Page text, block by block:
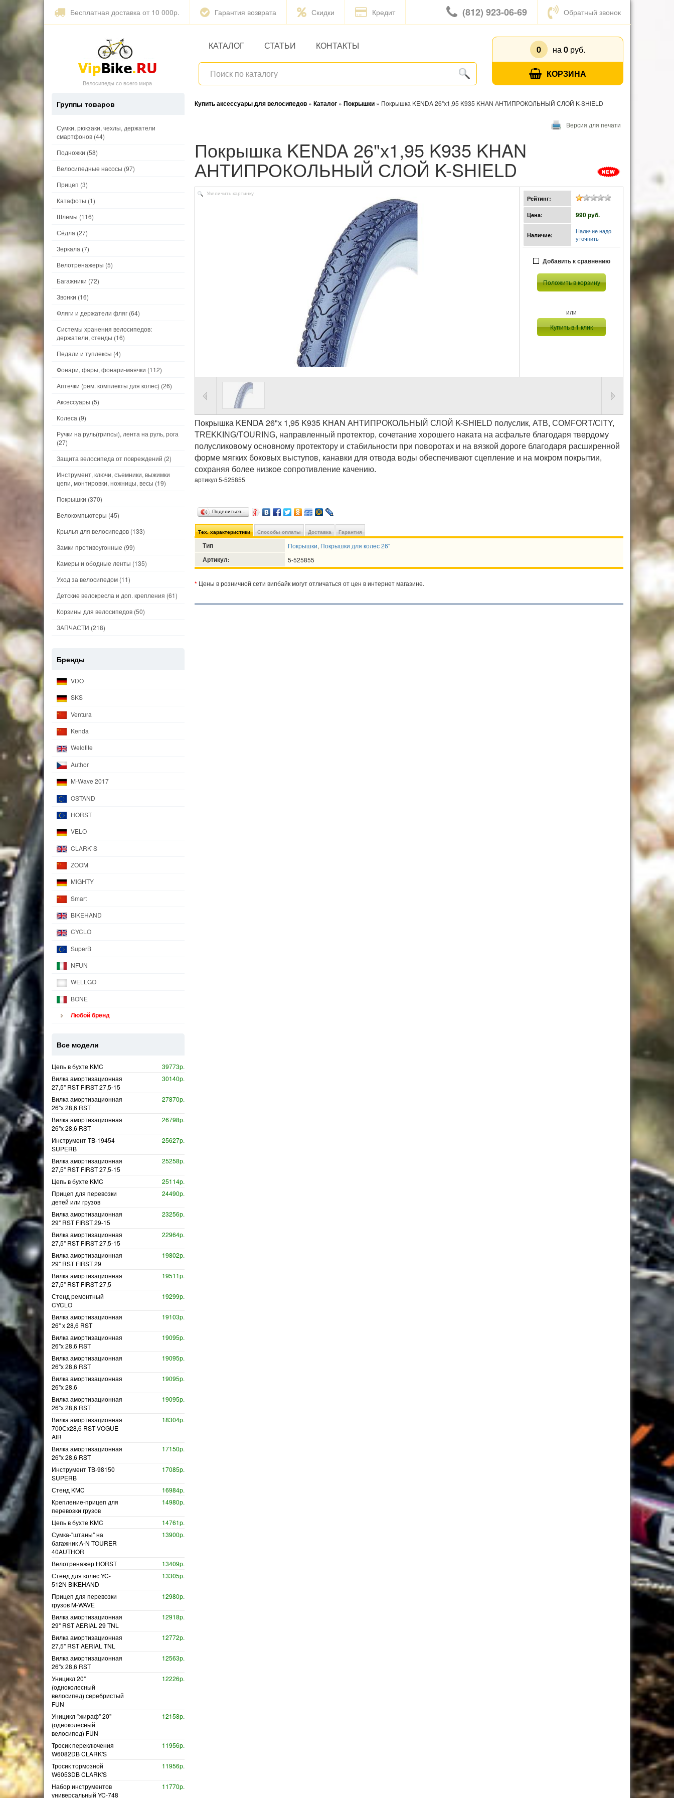
Бесплатная доставка от 10 000р. Гарантия возврата Скидки Кредит (812) 923-06-69 Обратный звонок
Велосипеды со всего мира
КАТАЛОГ СТАТЬИ КОНТАКТЫ 0 на 0руб.
КОРЗИНА
Купить аксессуары для велосипедов » Каталог » Покрышки » Покрышка KENDA 26"х1,95 K935 KHAN АНТИПРОКОЛЬНЫЙ СЛОЙ K-SHIELD
Версия для печати
Покрышка KENDA 26"х1,95 K935 KHAN
АНТИПРОКОЛЬНЫЙ СЛОЙ K-SHIELD
Увеличить картинку
Рейтинг:
Цена: 990 pуб.
Наличие:
Наличие надо
уточнить
Добавить к сравнению
Положить в корзину
или
Купить в 1 клик
Покрышка KENDA 26"х 1,95 K935 KHAN АНТИПРОКОЛЬНЫЙ СЛОЙ K-SHIELD полуслик, ATB, COMFORT/CITY,
TREKKING/TOURING, направленный протектор, сочетание хорошего наката на асфальте благодаря твердому
полусликовому основному протектору и стабильности при поворотах и на вязкой дороге благодаря расширенной
форме мягких боковых выступов, канавки для отвода воды обеспечивают сцепление и на мокром покрытии,
сохраняя более низкое сопротивление качению.
артикул 5-525855
Поделиться…
Тех. характеристики Способы оплаты Доставка Гарантия
Тип Покрышки, Покрышки для колес 26"
Артикул: 5-525855
* Цены в розничной сети випбайк могут отличаться от цен в интернет магазине.
Группы товаров
Сумки, рюкзаки, чехлы, держатели
смартфонов (44)
Подножки (58)
Велосипедные насосы (97)
Прицеп (3)
Катафоты (1)
Шлемы (116)
Сёдла (27)
Зеркала (7)
Велотренажеры (5)
Багажники (72)
Звонки (16)
Фляги и держатели фляг (64)
Системы хранения велосипедов:
держатели, стенды (16)
Педали и туплексы (4)
Фонари, фары, фонари-маячки (112)
Аптечки (рем. комплекты для колес) (26)
Аксессуары (5)
Колеса (9)
Ручки на руль(грипсы), лента на руль, рога
(27)
Защита велосипеда от повреждений (2)
Инструмент, ключи, съемники, выжимки
цепи, монтировки, ножницы, весы (19)
Покрышки (370)
Велокомпьютеры (45)
Крылья для велосипедов (133)
Замки противоугонные (99)
Камеры и ободные ленты (135)
Уход за велосипедом (11)
Детские велокресла и доп. крепления (61)
Корзины для велосипедов (50)
ЗАПЧАСТИ (218)
Бренды
VDO
SKS
Ventura
Kenda
Weldtite
Author
M-Wave 2017
OSTAND
HORST
VELO
CLARK`S
ZOOM
MIGHTY
Smart
BIKEHAND
CYCLO
SuperB
NFUN
WELLGO
BONE
Любой бренд
Все модели
Цепь в бухте KMC
39773р.
Вилка амортизационная
27,5" RST FIRST 27,5-15
30140р.
Вилка амортизационная
26"х 28,6 RST
27870р.
Вилка амортизационная
26"х 28,6 RST
26798р.
Инструмент TB-19454
SUPERB
25627р.
Вилка амортизационная
27,5" RST FIRST 27,5-15
25258р.
Цепь в бухте KMC
25114р.
Прицеп для перевозки
детей или грузов
24490р.
Вилка амортизационная
29" RST FIRST 29-15
23256р.
Вилка амортизационная
27,5" RST FIRST 27,5-15
22964р.
Вилка амортизационная
29" RST FIRST 29
19802р.
Вилка амортизационная
27,5" RST FIRST 27,5
19511р.
Стенд ремонтный
CYCLO
19299р.
Вилка амортизационная
26" х 28,6 RST
19103р.
Вилка амортизационная
26"х 28,6 RST
19095р.
Вилка амортизационная
26"х 28,6 RST
19095р.
Вилка амортизационная
26"х 28,6
19095р.
Вилка амортизационная
26"х 28,6 RST
19095р.
Вилка амортизационная
700Сх28,6 RST VOGUE
AIR
18304р.
Вилка амортизационная
26"х 28,6 RST
17150р.
Инструмент TB-98150
SUPERB
17085р.
Стенд KMC
16984р.
Крепление-прицеп для
перевозки грузов
14980р.
Цепь в бухте KMC
14761р.
Сумка-"штаны" на
багажник A-N TOURER
40AUTHOR
13900р.
Велотренажер HORST
13409р.
Стенд для колес YC-
512N BIKEHAND
13305р.
Прицеп для перевозки
грузов M-WAVE
12980р.
Вилка амортизационная
29" RST AERIAL 29 TNL
12918р.
Вилка амортизационная
27,5" RST AERIAL TNL
12772р.
Вилка амортизационная
26"х 28,6 RST
12563р.
Уницикл 20"
(одноколесный
велосипед) серебристый
FUN
12226р.
Уницикл-"жираф" 20"
(одноколесный
велосипед) FUN
12158р.
Тросик переключения
W6082DB CLARK'S
11956р.
Тросик тормозной
W6053DB CLARK'S
11956р.
Набор инструментов
универсальный YC-748
11770р.